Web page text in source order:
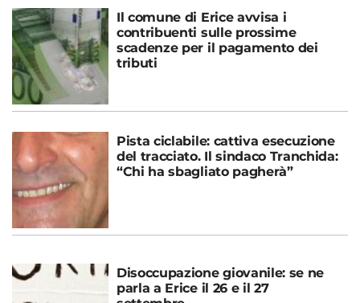
Il comune di Erice avvisa i
contribuenti sulle prossime
scadenze per il pagamento dei
tributi
Pista ciclabile: cattiva esecuzione
del tracciato. Il sindaco Tranchida:
“Chi ha sbagliato pagherà”
Disoccupazione giovanile: se ne
parla a Erice il 26 e il 27